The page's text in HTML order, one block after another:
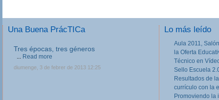
Una Buena PrácTICa
Tres épocas, tres géneros
... Read more
diumenge, 3 de febrer de 2013 12:25
Lo más leído
Aula 2011,
la Oferta
Técnico en
Sello Escuela
Resultados de
currículo con la
Promoviendo la